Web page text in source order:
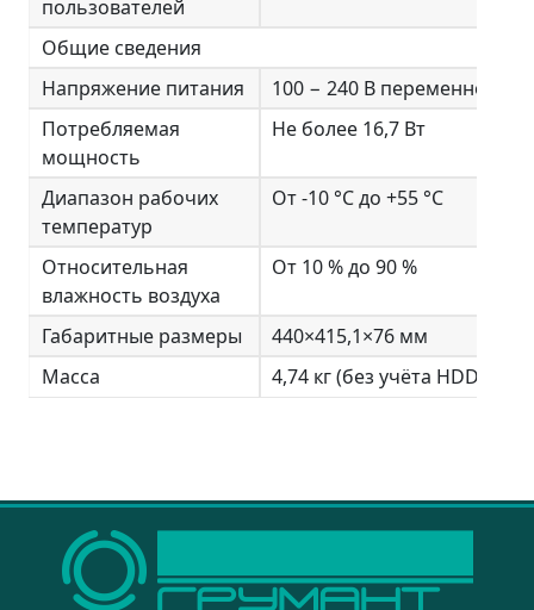
пользователей
Общие сведения
Напряжение питания
100 − 240 В переменного
Потребляемая
мощность
Не более 16,7 Вт
Диапазон рабочих
температур
От -10 °C до +55 °C
Относительная
влажность воздуха
От 10 % до 90 %
Габаритные размеры
440×415,1×76 мм
Масса
4,74 кг (без учёта HDD)